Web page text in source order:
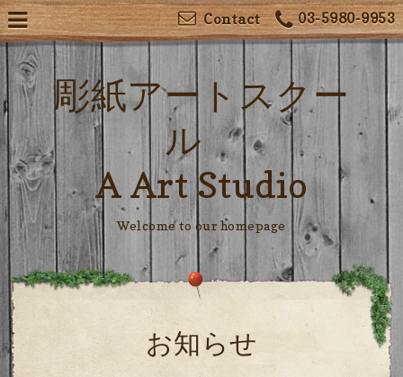
03-5980-9953
Contact
彫紙アートスクー
ル
A Art Studio
Welcome to our homepage
お知らせ